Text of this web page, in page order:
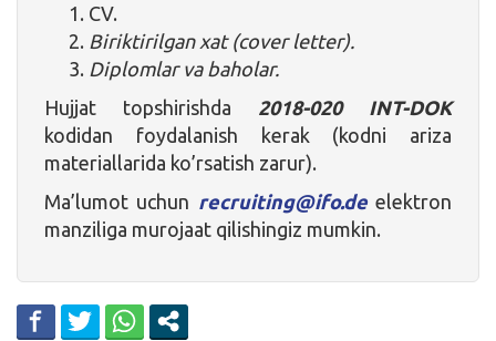
CV.
Biriktirilgan xat (cover letter).
Diplomlar va baholar.
Hujjat topshirishda 2018-020 INT-DOK
kodidan foydalanish kerak (kodni ariza
materiallarida ko’rsatish zarur).
Ma’lumot uchun recruiting@ifo.deelektron
manziliga murojaat qilishingiz mumkin.